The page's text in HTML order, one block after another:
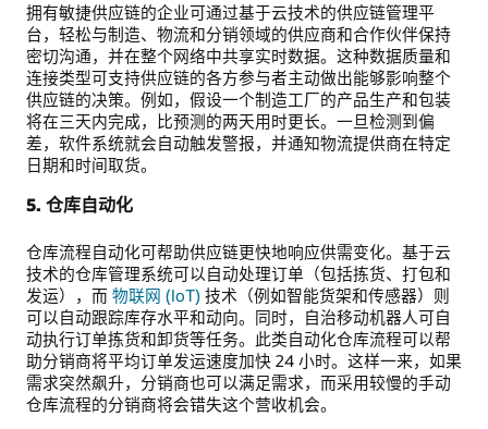
拥有敏捷供应链的企业可通过基于云技术的供应链管理平
台，轻松与制造、物流和分销领域的供应商和合作伙伴保持
密切沟通，并在整个网络中共享实时数据。这种数据质量和
连接类型可支持供应链的各方参与者主动做出能够影响整个
供应链的决策。例如，假设一个制造工厂的产品生产和包装
将在三天内完成，比预测的两天用时更长。一旦检测到偏
差，软件系统就会自动触发警报，并通知物流提供商在特定
日期和时间取货。
5. 仓库自动化
仓库流程自动化可帮助供应链更快地响应供需变化。基于云
技术的仓库管理系统可以自动处理订单（包括拣货、打包和
发运），而 物联网 (IoT) 技术（例如智能货架和传感器）则
可以自动跟踪库存水平和动向。同时，自治移动机器人可自
动执行订单拣货和卸货等任务。此类自动化仓库流程可以帮
助分销商将平均订单发运速度加快 24 小时。这样一来，如果
需求突然飙升，分销商也可以满足需求，而采用较慢的手动
仓库流程的分销商将会错失这个营收机会。